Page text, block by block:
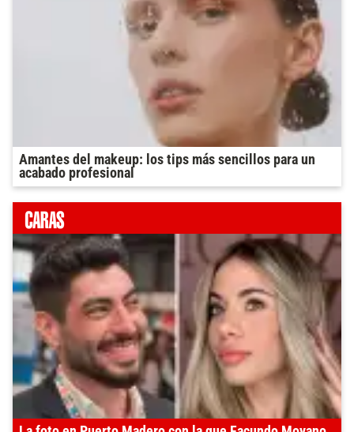
Amantes del makeup: los tips más sencillos para un
acabado profesional